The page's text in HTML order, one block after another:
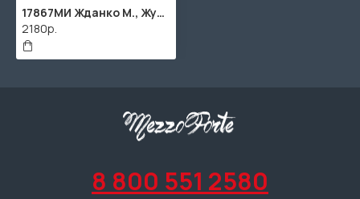
17867МИ Жданко М., Жуковская Г. Слушание музыки 2 класс, методическое пособие, издательство "Музыка"
2180р.
8 800 551 2580